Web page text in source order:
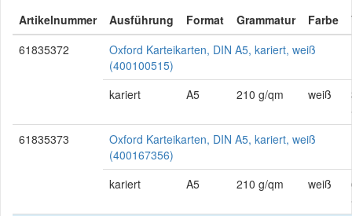
Artikelnummer Ausführung Format Grammatur Farbe
61835372
Oxford Karteikarten, DIN A5, kariert, weiß
(400100515)
kariert
A5 210 g/qm weiß
61835373
Oxford Karteikarten, DIN A5, kariert, weiß
(400167356)
kariert
A5 210 g/qm weiß